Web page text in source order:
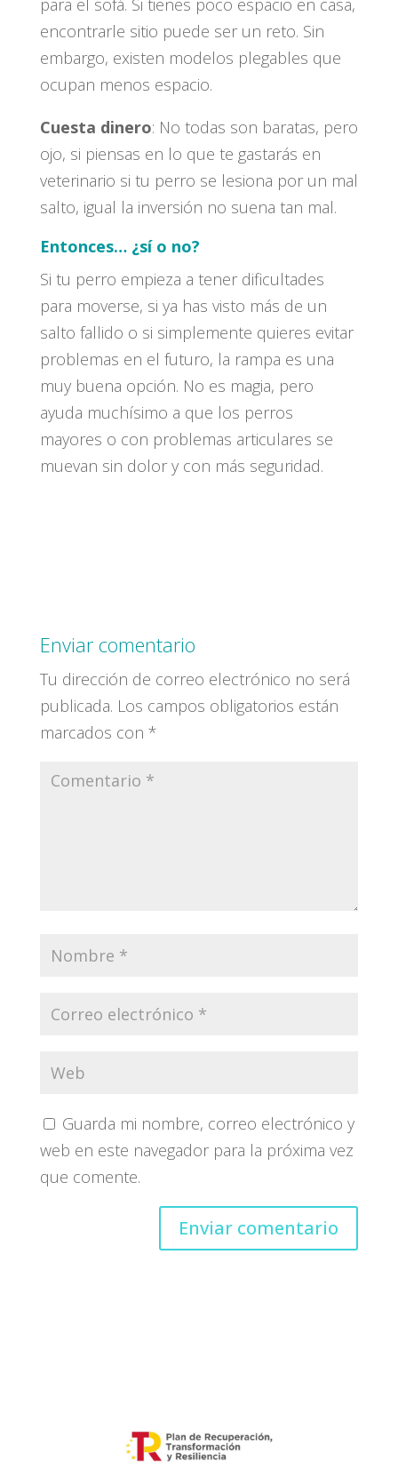
para el sofá. Si tienes poco espacio en casa,
encontrarle sitio puede ser un reto. Sin
embargo, existen modelos plegables que
ocupan menos espacio.
Cuesta dinero: No todas son baratas, pero
ojo, si piensas en lo que te gastarás en
veterinario si tu perro se lesiona por un mal
salto, igual la inversión no suena tan mal.
Entonces… ¿sí o no?
Si tu perro empieza a tener dificultades
para moverse, si ya has visto más de un
salto fallido o si simplemente quieres evitar
problemas en el futuro, la rampa es una
muy buena opción. No es magia, pero
ayuda muchísimo a que los perros
mayores o con problemas articulares se
muevan sin dolor y con más seguridad.
Enviar comentario
Tu dirección de correo electrónico no será
publicada. Los campos obligatorios están
marcados con *
Guarda mi nombre, correo electrónico y
web en este navegador para la próxima vez
que comente.